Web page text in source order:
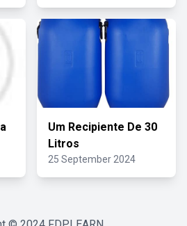
Um Recipiente De 30
Litros
25 September 2024